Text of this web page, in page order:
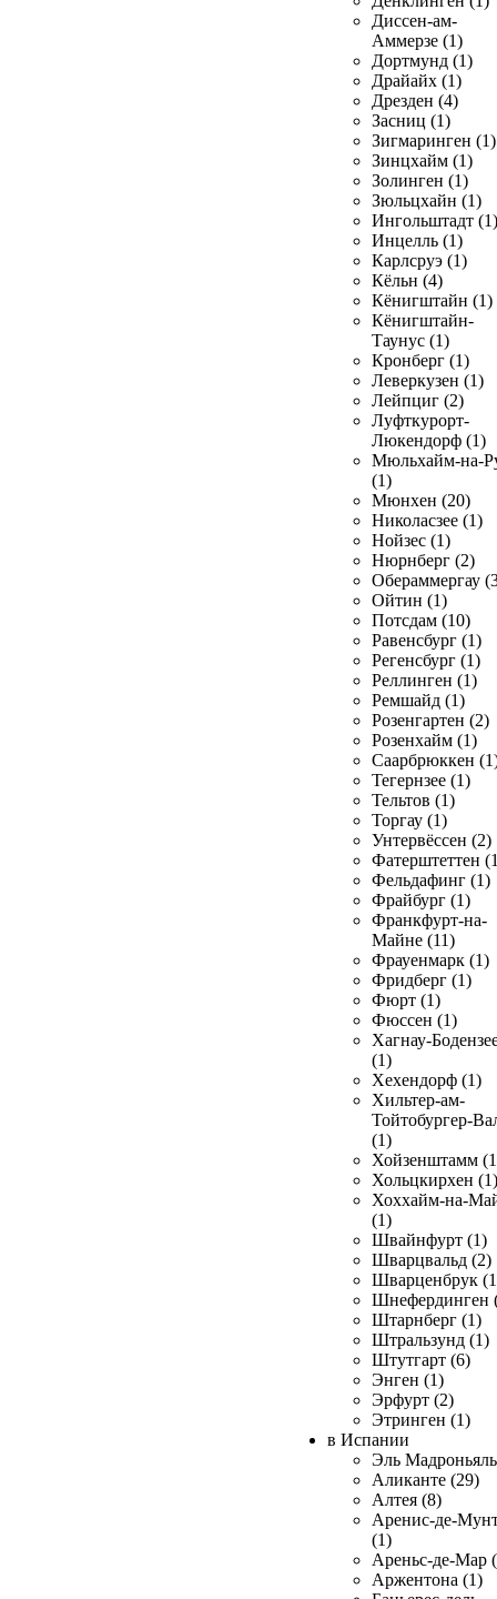
Диссен-ам-
Аммерзе (1)
Дортмунд (1)
Драйайх (1)
Дрезден (4)
Засниц (1)
Зигмаринген (1)
Зинцхайм (1)
Золинген (1)
Зюльцхайн (1)
Ингольштадт (1)
Инцелль (1)
Карлсруэ (1)
Кёльн (4)
Кёнигштайн (1)
Кёнигштайн-
Таунус (1)
Кронберг (1)
Леверкузен (1)
Лейпциг (2)
Луфткурорт-
Люкендорф (1)
Мюльхайм-на-
(1)
Мюнхен (20)
Николасзее (1)
Нойзес (1)
Нюрнберг (2)
Обераммергау
Ойтин (1)
Потсдам (10)
Равенсбург (1)
Регенсбург (1)
Реллинген (1)
Ремшайд (1)
Розенгартен (2)
Розенхайм (1)
Саарбрюккен
Тегернзее (1)
Тельтов (1)
Торгау (1)
Унтервёссен (2)
Фатерштеттен
Фельдафинг (1)
Фрайбург (1)
Франкфурт-на-
Майне (11)
Фрауенмарк (1)
Фридберг (1)
Фюрт (1)
Фюссен (1)
Хагнау-
(1)
Хехендорф (1)
Хильтер-ам-
Тойтобургер-
(1)
Хойзенштамм
Хольцкирхен (1)
Хоххайм-на-
(1)
Швайнфурт (1)
Шварцвальд (2)
Шварценбрук
Шнефердинген
Штарнберг (1)
Штральзунд (1)
Штутгарт (6)
Энген (1)
Эрфурт (2)
Этринген (1)
в Испании
Эль
Аликанте (29)
Алтея (8)
Аренис-де-
(1)
Ареньс-де-Мар
Аржентона (1)